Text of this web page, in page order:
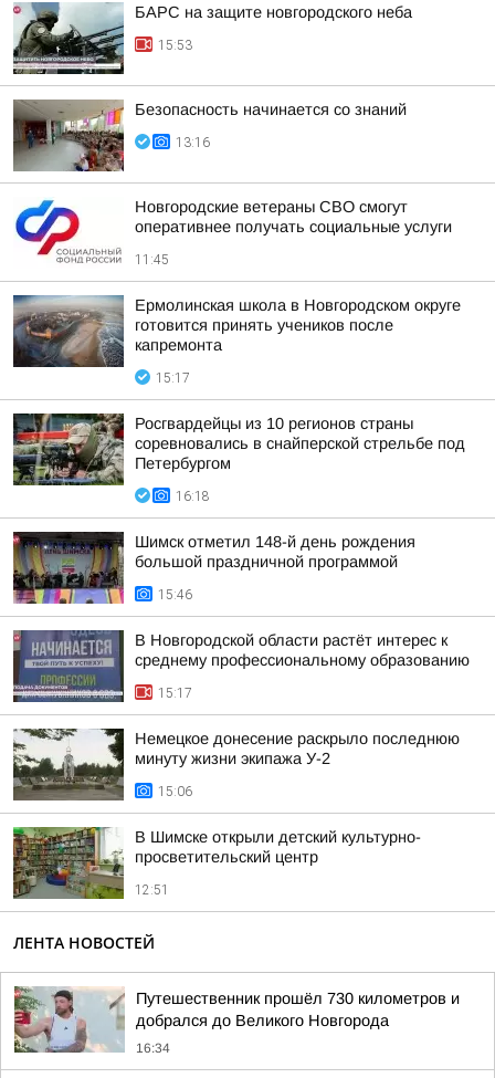
БАРС на защите новгородского неба
15:53
Безопасность начинается со знаний
13:16
Новгородские ветераны СВО смогут
оперативнее получать социальные услуги
11:45
Ермолинская школа в Новгородском округе
готовится принять учеников после
капремонта
15:17
Росгвардейцы из 10 регионов страны
соревновались в снайперской стрельбе под
Петербургом
16:18
Шимск отметил 148-й день рождения
большой праздничной программой
15:46
В Новгородской области растёт интерес к
среднему профессиональному образованию
15:17
Немецкое донесение раскрыло последнюю
минуту жизни экипажа У-2
15:06
В Шимске открыли детский культурно-
просветительский центр
12:51
ЛЕНТА НОВОСТЕЙ
Путешественник прошёл 730 километров и
добрался до Великого Новгорода
16:34